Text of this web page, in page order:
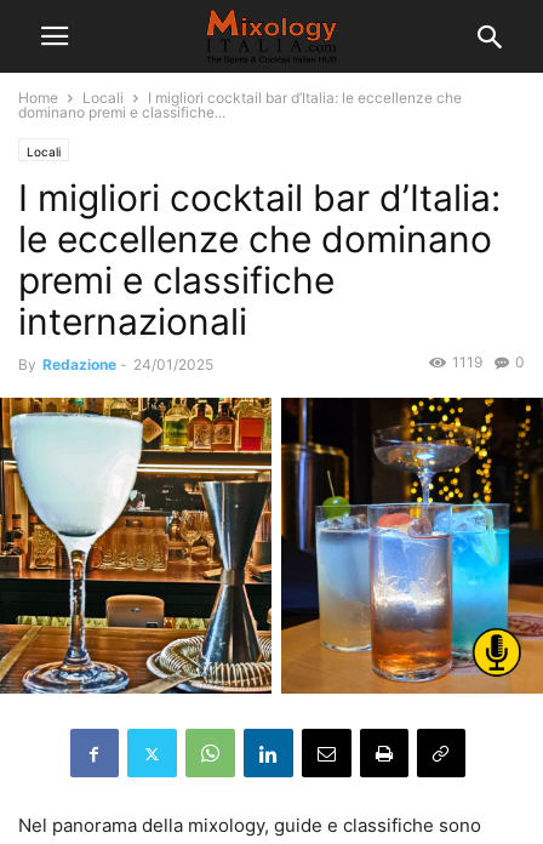
Home Locali
I migliori cocktail bar d’Italia: le eccellenze che
dominano premi e classifiche...
Locali
I migliori cocktail bar d’Italia:
le eccellenze che dominano
premi e classifiche
internazionali
By Redazione - 24/01/2025 0
1119
Nel panorama della mixology, guide e classifiche sono